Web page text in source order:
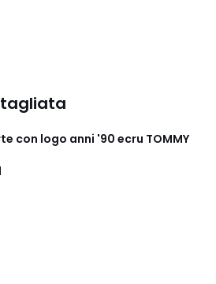
con logo anni '90 ecru TOMMY